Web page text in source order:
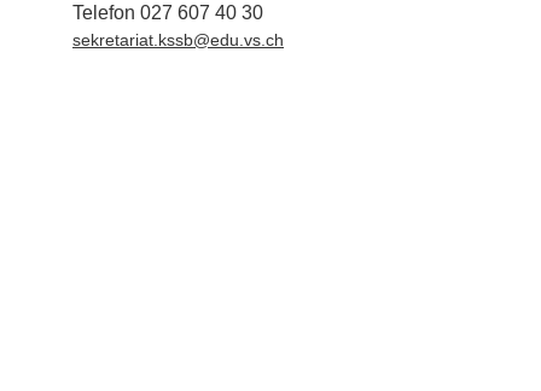
Telefon 027 607 40 30
sekretariat.kssb@edu.vs.ch